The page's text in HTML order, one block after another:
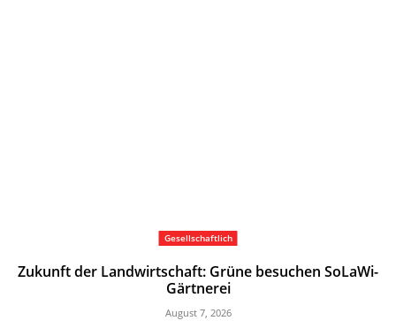
Gesellschaftlich
Zukunft der Landwirtschaft: Grüne besuchen SoLaWi-
Gärtnerei
August 7, 2026